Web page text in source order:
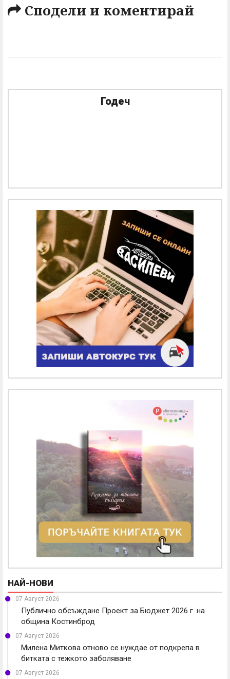
Сподели и коментирай
Годеч
НАЙ-НОВИ
07 Август 2026
Публично обсъждане Проект за Бюджет 2026 г. на
община Костинброд
07 Август 2026
Милена Миткова отново се нуждае от подкрепа в
битката с тежкото заболяване
07 Август 2026